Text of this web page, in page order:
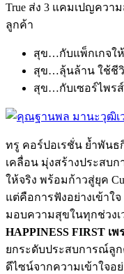
True ส่ง 3 แคมเปญควา
ลูกค้า
สุข…กับแพ็กเกจให้
สุข…ลุ้นล้าน ใช้ชีวิ
สุข…กับเซอร์ไพร
ทรู คอร์ปอเรชั่น ย้ำพันธ
เคลื่อน มุ่งสร้างประสบ
ให้จริง พร้อมก้าวสู่ยุค
แต่คือการฟังอย่างเข้าใ
มอบความสุขในทุกช่วงเ
HAPPINESS FIRST
ยกระดับประสบการณ์ลู
ดีไซน์จากความเข้าใจอ